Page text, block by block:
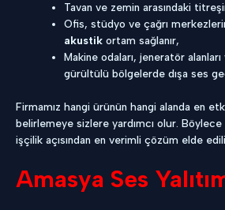
Tavan ve zemin arasındaki
Ofis, stüdyo ve çağrı
akustik ortam sağlanır,
Makine odaları, jeneratör
gürültülü bölgelerde dışa ses
Firmamız hangi ürünün hangi alanda en
belirlemeye sizlere yardımcı olur.
işçilik açısından en verimli çözüm elde
Amasya Ses